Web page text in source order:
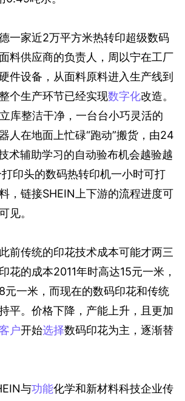
一家近2万平方米热转印超级数码
料供应商的负责人，周以宁在工厂
件设备，从面料原料进入生产线到
个生产环节已经实现数字化改造。
库整洁干净，一台台小巧灵活的
人在地面上忙碌“跑动”搬货，由24
术辅助学习的自动验布机会越验越
印头的数码热转印机一小时可打
，链接SHEIN上下游的流程进度可
见。
前传统的印花技术成本可能才两三
花的成本2011年时高达15元一米，
元一米，而现在的数码印花和传统
平。价格下降，产能上升，且更加
户开始选择数码印花为主，逐渐替
与功能化学和新材料科技企业传